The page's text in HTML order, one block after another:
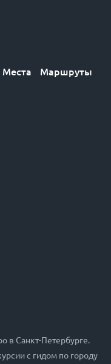
Места Маршруты
в Санкт-Петербурге.
с гидом по городу